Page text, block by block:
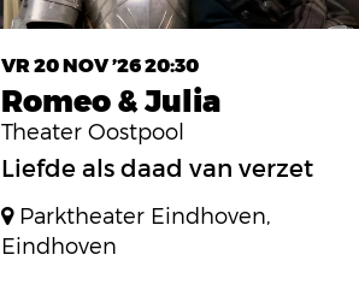
Romeo & Julia
Theater Oostpool
VR 20 NOV ’2620:30
Liefde als daad van verzet
Parktheater Eindhoven,
Eindhoven